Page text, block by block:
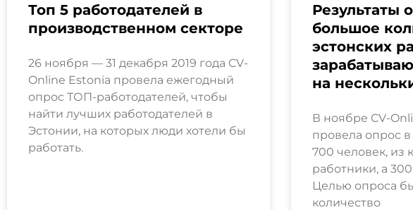
Топ 5 работодателей в
производственном секторе
26 ноября — 31 декабря 2019 года CV-
Online Estonia провела ежегодный
опрос ТОП-работодателей, чтобы
найти лучших работодателей в
Эстонии, на которых люди хотели бы
работать.
Результаты
большое
эстонских
на
В ноябре CV-
провела опрос
700 человек, из
работники, а
Целью опроса
количество